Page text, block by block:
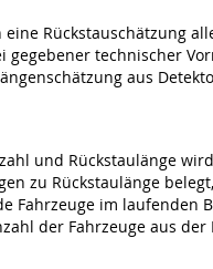
Rückstauschätzung
technischer
aus
und Rückstaulänge
zu Rückstaulänge
im laufenden
der Fahrzeuge aus